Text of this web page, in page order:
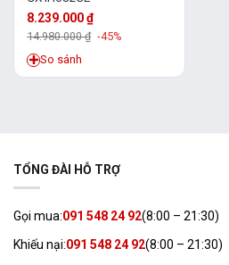
8.239.000₫
14.980.000₫ -45%
So sánh
TỔNG ĐÀI HỖ TRỢ
Gọi mua:091 548 24 92(8:00 – 21:30)
Khiếu nại:091 548 24 92(8:00 – 21:30)